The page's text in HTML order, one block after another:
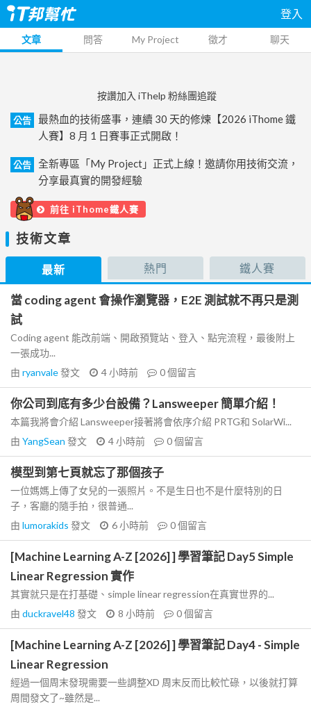
登入
文章 問答 My Project 徵才 聊天
按讚加入 iThelp 粉絲團追蹤
公告
最熱血的技術盛事，連續 30 天的修煉【2026 iThome 鐵
人賽】8 月 1 日賽事正式開啟！
公告
全新專區「My Project」正式上線！邀請你用技術交流，
分享最真實的開發經驗
前往 iThome鐵人賽
技術文章
最新 熱門 鐵人賽
當 coding agent 會操作瀏覽器，E2E 測試就不再只是測
試
Coding agent 能改前端、開啟預覽站、登入、點完流程，最後附上
一張成功...
由 ryanvale發文 4 小時前 0個留言
你公司到底有多少台設備？Lansweeper 簡單介紹！
本篇我將會介紹 Lansweeper接著將會依序介紹 PRTG和 SolarWi...
由 YangSean 發文 4 小時前 0個留言
模型到第七頁就忘了那個孩子
一位媽媽上傳了女兒的一張照片。不是生日也不是什麼特別的日
子，客廳的隨手拍，很普通...
由 lumorakids 發文 6 小時前 0個留言
[Machine Learning A-Z [2026] ] 學習筆記 Day5 Simple
Linear Regression 實作
其實就只是在打基礎、simple linear regression在真實世界的...
由 duckravel48 發文 8 小時前 0個留言
[Machine Learning A-Z [2026] ] 學習筆記 Day4 - Simple
Linear Regression
經過一個周末發現需要一些調整XD 周末反而比較忙碌，以後就打算
周間發文了~雖然是...